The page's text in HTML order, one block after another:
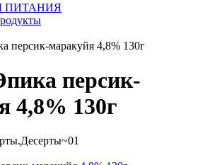
ПИТАНИЯ
персик-маракуйя 4,8% 130г
персик-
4,8% 130г